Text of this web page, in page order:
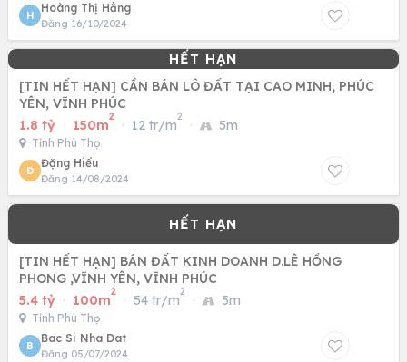
H
Hoàng Thị Hằng
Đăng 16/10/2024
[TIN HẾT HẠN] CẦN BÁN LÔ ĐẤT TẠI CAO MINH, PHÚC
YÊN, VĨNH PHÚC
1.8 tỷ · 150m
2
· 12 tr/m
2
· 5m
Tỉnh Phú Thọ
Đ
Đặng Hiếu
Đăng 14/08/2024
[TIN HẾT HẠN] BÁN ĐẤT KINH DOANH D.LÊ HỒNG
PHONG ,VĨNH YÊN, VĨNH PHÚC
5.4 tỷ · 100m
2
· 54 tr/m
2
· 5m
Tỉnh Phú Thọ
B
Bac Si Nha Dat
Đăng 05/07/2024